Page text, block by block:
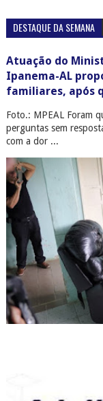
DESTAQUE DA SEMANA
Atuação do
Ipanema-AL
familiares, após
Foto.: MPEAL Foram
perguntas sem
com a dor ...